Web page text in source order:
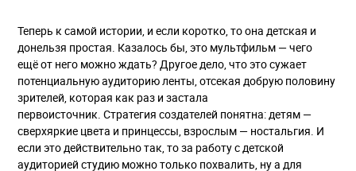
Теперь к самой истории, и если коротко, то она детская и
донельзя простая. Казалось бы, это мультфильм — чего
ещё от него можно ждать? Другое дело, что это сужает
потенциальную аудиторию ленты, отсекая добрую половину
зрителей, которая как раз и застала
первоисточник. Стратегия создателей понятна: детям —
сверхяркие цвета и принцессы, взрослым — ностальгия. И
если это действительно так, то за работу с детской
аудиторией студию можно только похвалить, ну а для